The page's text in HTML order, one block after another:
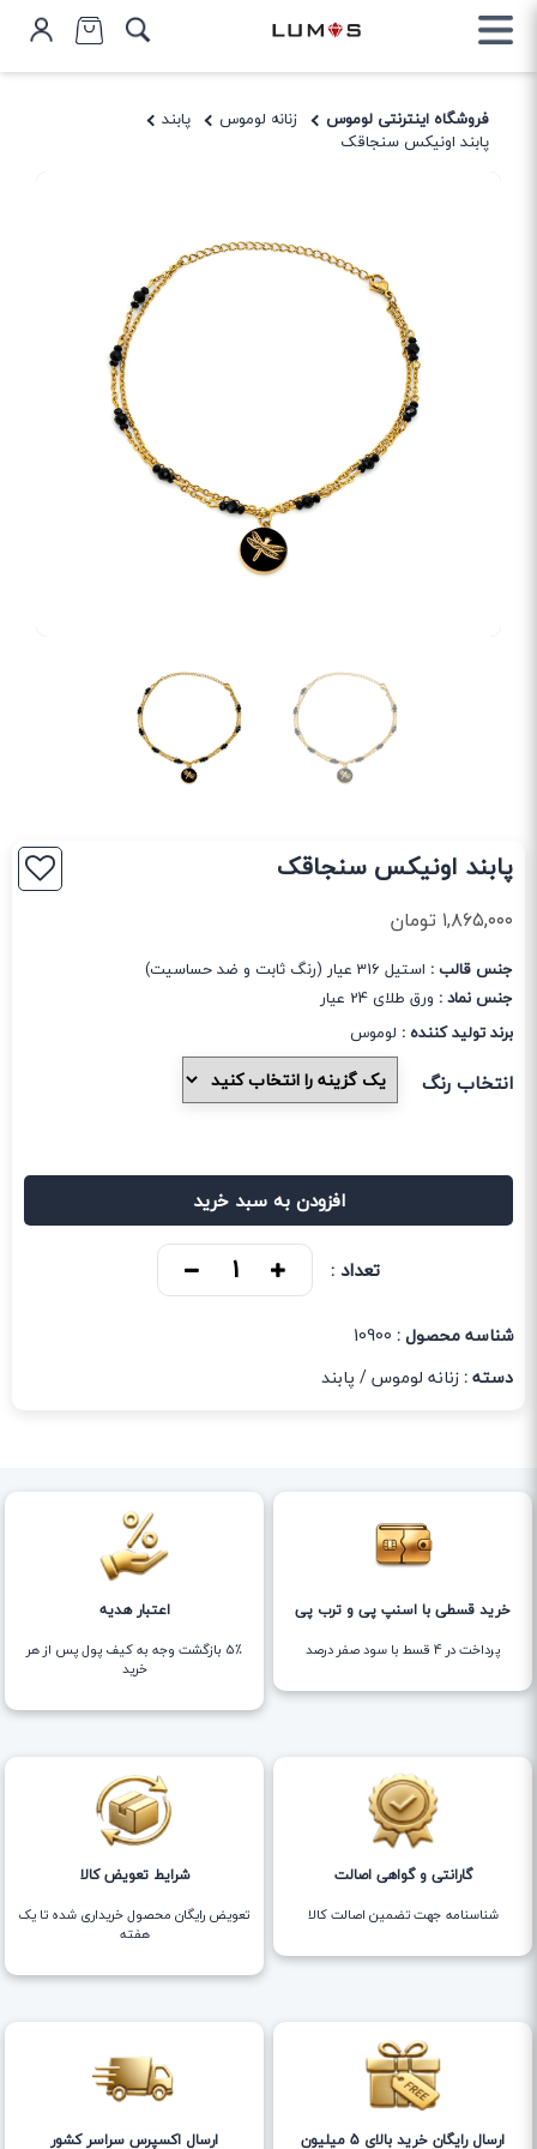
فروشگاه اینترنتی لوموس زنانه لوموس
پابند
پابند اونیکس سنجاقک
پابند اونیکس سنجاقک
۱,۸۶۵,۰۰۰ تومان
جنس قالب : استیل 316 عیار (رنگ ثابت و ضد حساسیت)
جنس نماد : ورق طلای 24 عیار
برند تولید کننده : لوموس
انتخاب رنگ
افزودن به سبد خرید
تعداد :
شناسه محصول : 10900
دسته :زنانه لوموس/ پابند
خرید قسطی با اسنپ پی و ترب پی
پرداخت در 4 قسط با سود صفر درصد
اعتبار هدیه
5٪ بازگشت وجه به کیف پول پس از هر
خرید
گارانتی و گواهی اصالت
شناسنامه جهت تضمین اصالت کالا
شرایط تعویض کالا
تعویض رایگان محصول خریداری شده تا یک
هفته
ارسال رایگان خرید بالای 5 میلیون ارسال اکسپرس سراسر کشور